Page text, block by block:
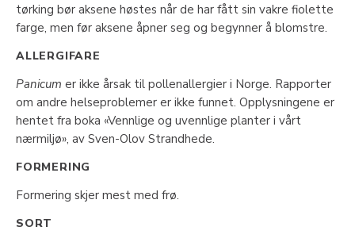
tørking bør aksene høstes når de har fått sin vakre fiolette
farge, men før aksene åpner seg og begynner å blomstre.
ALLERGIFARE
Panicum er ikke årsak til pollenallergier i Norge. Rapporter
om andre helseproblemer er ikke funnet. Opplysningene er
hentet fra boka «Vennlige og uvennlige planter i vårt
nærmiljø», av Sven-Olov Strandhede.
FORMERING
Formering skjer mest med frø.
SORT